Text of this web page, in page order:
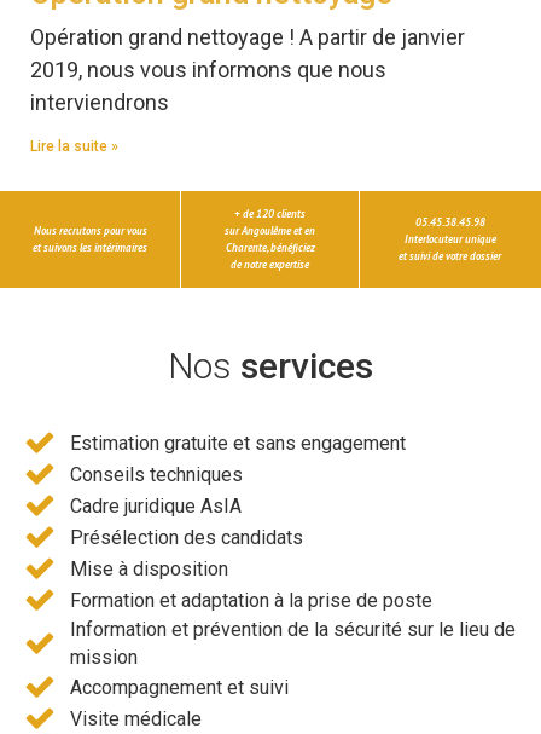
Opération grand nettoyage ! A partir de janvier
2019, nous vous informons que nous
interviendrons
Lire la suite »
Nous recrutons pour vous
et suivons les intérimaires
+ de 120 clients
sur Angoulême et en
Charente, bénéficiez
de notre expertise
05.45.38.45.98
Interlocuteur unique
et suivi de votre dossier
Nos services
Estimation gratuite et sans engagement
Conseils techniques
Cadre juridique AsIA
Présélection des candidats
Mise à disposition
Formation et adaptation à la prise de poste
Information et prévention de la sécurité sur le lieu de
mission
Accompagnement et suivi
Visite médicale